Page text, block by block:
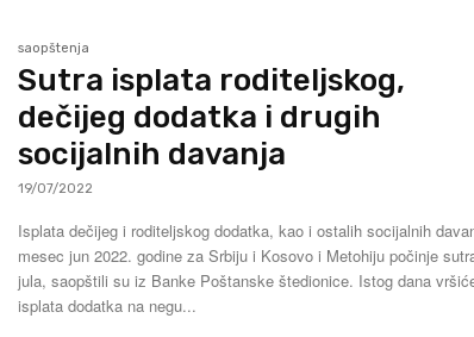
saopštenja
Sutra isplata roditeljskog,
dečijeg dodatka i drugih
socijalnih davanja
19/07/2022
Isplata dečijeg i roditeljskog dodatka, kao i ostalih socijalnih
mesec jun 2022. godine za Srbiju i Kosovo i Metohiju počinje
jula, saopštili su iz Banke Poštanske štedionice. Istog dana vršiće se i
isplata dodatka na negu...